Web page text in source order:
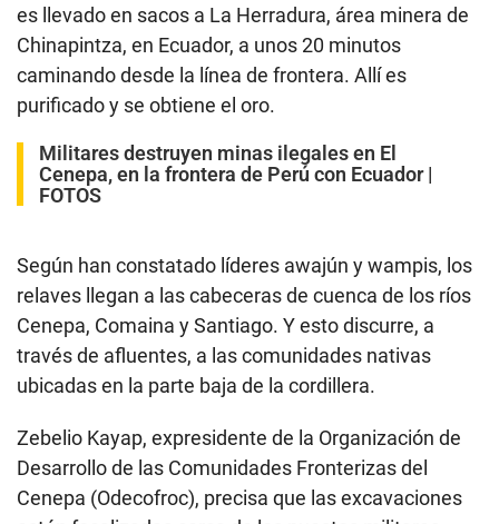
es llevado en sacos a La Herradura, área minera de
Chinapintza, en Ecuador, a unos 20 minutos
caminando desde la línea de frontera. Allí es
purificado y se obtiene el oro.
Militares destruyen minas ilegales en El
Cenepa, en la frontera de Perú con Ecuador |
FOTOS
Según han constatado líderes awajún y wampis, los
relaves llegan a las cabeceras de cuenca de los ríos
Cenepa, Comaina y Santiago. Y esto discurre, a
través de afluentes, a las comunidades nativas
ubicadas en la parte baja de la cordillera.
Zebelio Kayap, expresidente de la Organización de
Desarrollo de las Comunidades Fronterizas del
Cenepa (Odecofroc), precisa que las excavaciones